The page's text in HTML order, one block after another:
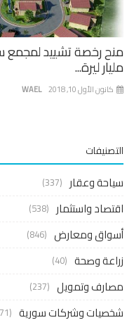
ليرة...
WAEL الأول 10, 2018
وعقار (337)
واستثمار (538)
ومعارض (846)
وصحة (40)
وتمويل (237)
وشركات سورية (271)